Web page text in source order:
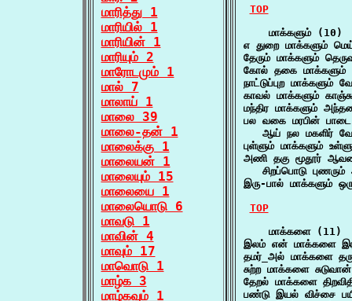
மாரித்து 1
மாரியில் 1
மாரியின் 1
மாரியும் 2
மாரோடமும் 1
மால் 7
மாலாய் 1
மாலை 39
மாலை-தன் 1
மாலைக்கு 1
மாலையன் 1
மாலையும் 15
மாலையை 1
மாலையொடு 6
மாவடு 1
மாவின் 4
மாவும் 17
மாவொடு 1
மாழ்க 3
மாழ்கவும் 1
TOP
    மாக்களும் (10)
எ துறை மாக்களும்
தேரும் மாக்களும்
கோல் தகை மாக்களும்
நாட்டுப்புற
காவல் மாக்களும்
மந்திர மாக்களும்
பல வகை மரபின் பாடை
ஆய் நல மகளிர்
புள்ளும் மாக்களும்
அணி தகு மூதூர்
சிறப்பொடு புணரும்
இரு-பால் மாக்களும்
TOP
    மாக்களை (11)
இலம் என் மாக்களை
தமர்_அல் மாக்களை
சுற்ற மாக்களை
தேறல் மாக்களை
பண்டு இயல் விச்சை